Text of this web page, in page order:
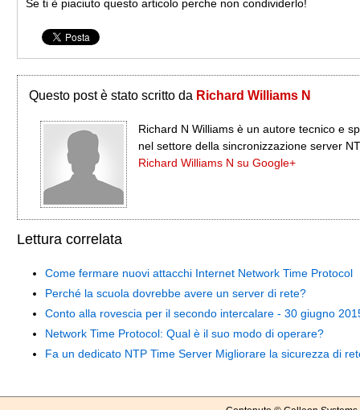
Se ti è piaciuto questo articolo perche non condividerlo!
Questo post è stato scritto da Richard Williams N
Richard N Williams è un autore tecnico e
nel settore della sincronizzazione server
Richard Williams N su Google+
Lettura correlata
Come fermare nuovi attacchi Internet Network Time Protocol
Perché la scuola dovrebbe avere un server di rete?
Conto alla rovescia per il secondo intercalare - 30 giugno
Network Time Protocol: Qual è il suo modo di operare?
Fa un dedicato NTP Time Server Migliorare la sicurezza di